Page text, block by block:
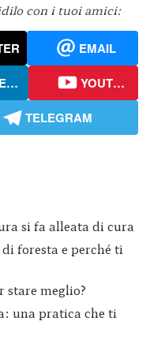
con i tuoi amici:
EMAIL
LINKEDIN
YOUTUBE
TELEGRAM
si fa alleata di cura
foresta e perché ti
stare meglio?
una pratica che ti